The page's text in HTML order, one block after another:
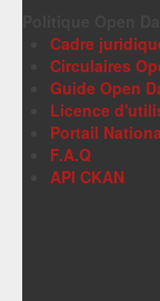
Cadre
Circulaires
Guide Open
Licence
Portail
F.A.Q
API CKAN